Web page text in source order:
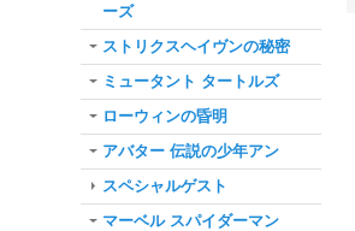
ーズ
ストリクスヘイヴンの秘密
ミュータント タートルズ
ローウィンの昏明
アバター 伝説の少年アン
スペシャルゲスト
マーベル スパイダーマン